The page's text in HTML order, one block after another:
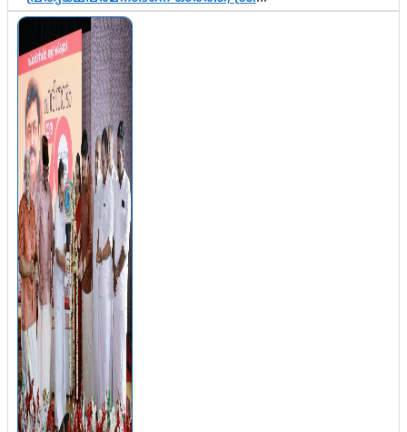
ചിത്തിര തിരുനാൾ മഹാരാജാവിന്റെ
35-ാം നാടുനീങ്ങൽ ദിനം ഇന്ന്